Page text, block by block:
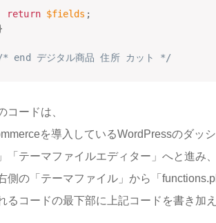
return $fields ;
* end デジタル商品 住所 カット */
コードは、
を導入しているWordPressのダッシ
「テーマファイルエディター」へと進み、
側の「テーマファイル」から「
るコードの最下部に上記コードを書き加